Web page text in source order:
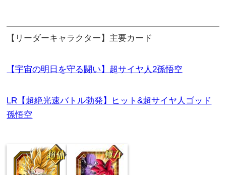
【リーダーキャラクター】主要カード
【宇宙の明日を守る闘い】超サイヤ人2孫悟空
LR【超絶光速バトル勃発】ヒット&超サイヤ人ゴッド
孫悟空